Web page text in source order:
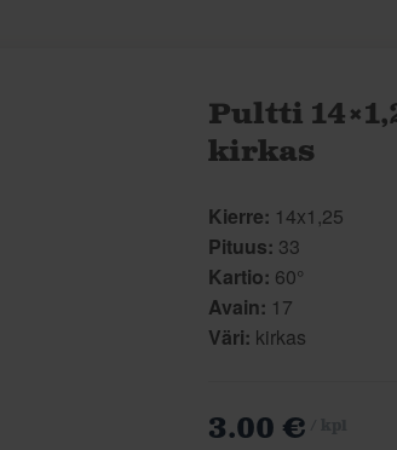
Pultti
kirkas
Kierre: 14x1,25
Pituus: 33
Kartio: 60°
Avain: 17
Väri: kirkas
3.00 €